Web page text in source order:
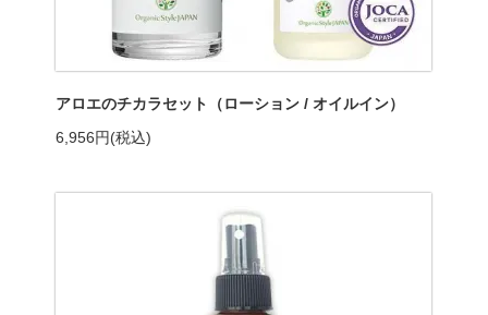
アロエのチカラセット（ローション / オイルイン）
6,956円(税込)